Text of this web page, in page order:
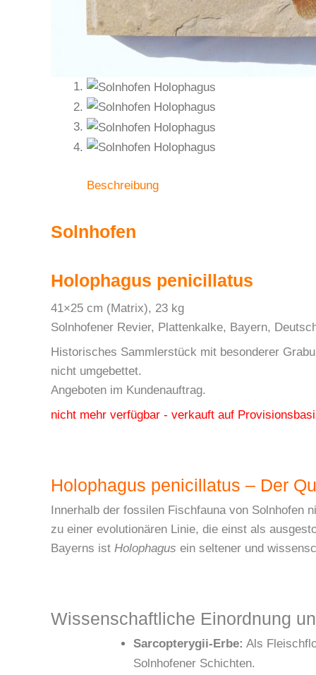
Beschreibung
Solnhofen
Holophagus penicillatus
41×25 cm (Matrix), 23 kg
Solnhofener Revier, Plattenkalke, Bayern,
Historisches Sammlerstück mit besonderer
nicht umgebettet.
Angeboten im Kundenauftrag.
nicht mehr verfügbar - verkauft auf
Holophagus penicillatus – Der
Innerhalb der fossilen Fischfauna von Solnhofen
zu einer evolutionären Linie, die einst als
Bayerns ist Holophagus ein seltener und
Wissenschaftliche Einordnung
Sarcopterygii-Erbe: Als
Solnhofener Schichten.